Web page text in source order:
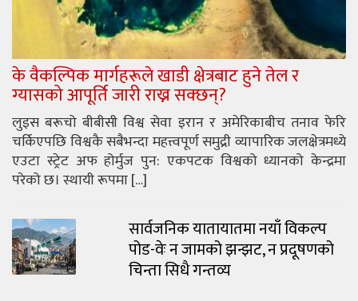
के वैकल्पिक मार्गहरूले खाडी क्षेत्रबाट हुने तेल र
ग्यासको आपूर्ति जारी राख्न सक्छन्?
लुइस बरूचो बीबीसी विश्व सेवा इरान र अमेरिकाबीच तनाव फेरि
चर्किएपछि विश्वकै सबैभन्दा महत्त्वपूर्ण समुद्री व्यापारिक जलक्षेत्रमध्ये
एउटा स्ट्रेट अफ होर्मुज पुन: एकपटक विश्वको ध्यानको केन्द्रमा
परेको छ। स्थायी रूपमा […]
सार्वजनिक यातायातमा नयाँ विकल्प
पोड-वेः न जामको झन्झट, न प्रदूषणको
चिन्ता सिधै गन्तव्य